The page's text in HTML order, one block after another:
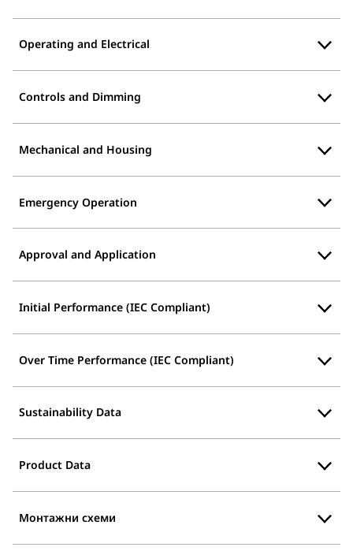
Operating and Electrical
Controls and Dimming
Mechanical and Housing
Emergency Operation
Approval and Application
Initial Performance (IEC Compliant)
Over Time Performance (IEC Compliant)
Sustainability Data
Product Data
Монтажни схеми